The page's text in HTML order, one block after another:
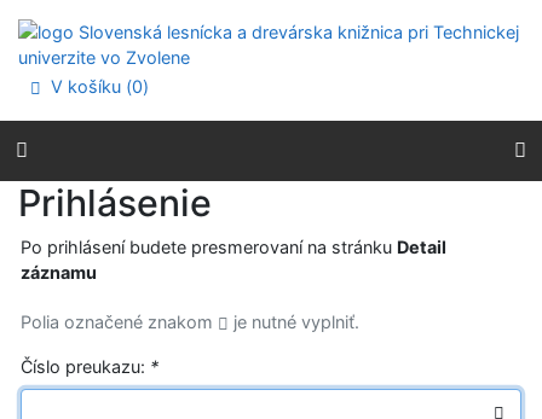
Prejsť na menu
Prehlásenie o webovej prístupnosti
V košíku (0)
Prihlásenie
Po prihlásení budete presmerovaní na stránku Detail
záznamu
Polia označené znakom je nutné vyplniť.
Číslo preukazu: *